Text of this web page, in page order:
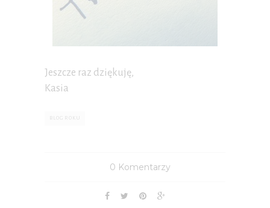
Jeszcze raz dziękuję,
Kasia
0 Komentarzy